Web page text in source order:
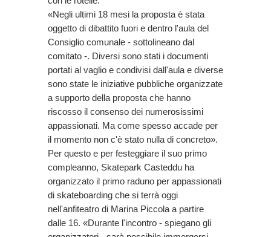
«Negli ultimi 18 mesi la proposta è stata
oggetto di dibattito fuori e dentro l'aula del
Consiglio comunale - sottolineano dal
comitato -. Diversi sono stati i documenti
portati al vaglio e condivisi dall'aula e diverse
sono state le iniziative pubbliche organizzate
a supporto della proposta che hanno
riscosso il consenso dei numerosissimi
appassionati. Ma come spesso accade per
il momento non c'è stato nulla di concreto».
Per questo e per festeggiare il suo primo
compleanno, Skatepark Casteddu ha
organizzato il primo raduno per appassionati
di skateboarding che si terrà oggi
nell'anfiteatro di Marina Piccola a partire
dalle 16. «Durante l'incontro - spiegano gli